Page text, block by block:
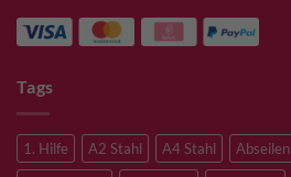
Tags
1. Hilfe A2 Stahl A4 Stahl Abseilen